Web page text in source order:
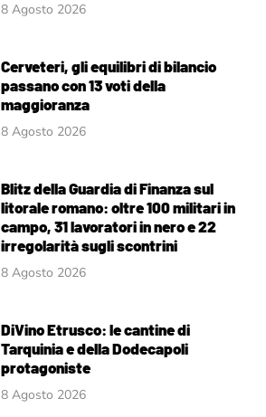
8 Agosto 2026
Cerveteri, gli equilibri di bilancio
passano con 13 voti della
maggioranza
8 Agosto 2026
Blitz della Guardia di Finanza sul
litorale romano: oltre 100 militari in
campo, 31 lavoratori in nero e 22
irregolarità sugli scontrini
8 Agosto 2026
DiVino Etrusco: le cantine di
Tarquinia e della Dodecapoli
protagoniste
8 Agosto 2026